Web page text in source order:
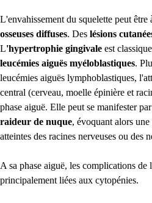
L'envahissement du squelette peut être
osseuses diffuses. Des lésions
L'hypertrophie gingivale est
leucémies aiguës myéloblastiques.
leucémies aiguës lymphoblastiques,
central (cerveau, moelle épinière et
phase aiguë. Elle peut se manifester
raideur de nuque, évoquant alors une
atteintes des racines nerveuses ou des
A sa phase aiguë, les complications de
principalement liées aux cytopénies.